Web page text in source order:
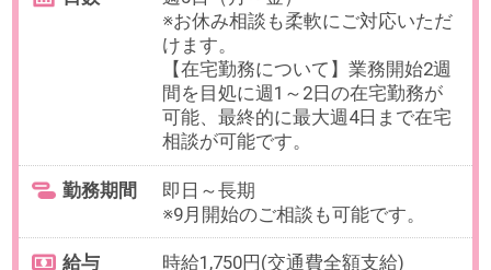
お仕事番号：100102936
【時給1800円】週3日×5時間～
OK＊経営者向け教育企業で人事
総務サポート業務